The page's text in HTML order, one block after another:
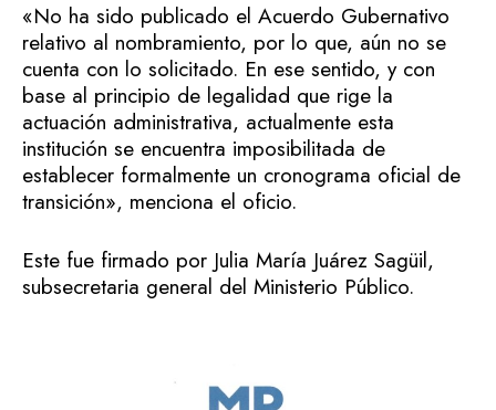
«No ha sido publicado el Acuerdo Gubernativo
relativo al nombramiento, por lo que, aún no se
cuenta con lo solicitado. En ese sentido, y con
base al principio de legalidad que rige la
actuación administrativa, actualmente esta
institución se encuentra imposibilitada de
establecer formalmente un cronograma oficial de
transición», menciona el oficio.
Este fue firmado por Julia María Juárez Sagüil,
subsecretaria general del Ministerio Público.